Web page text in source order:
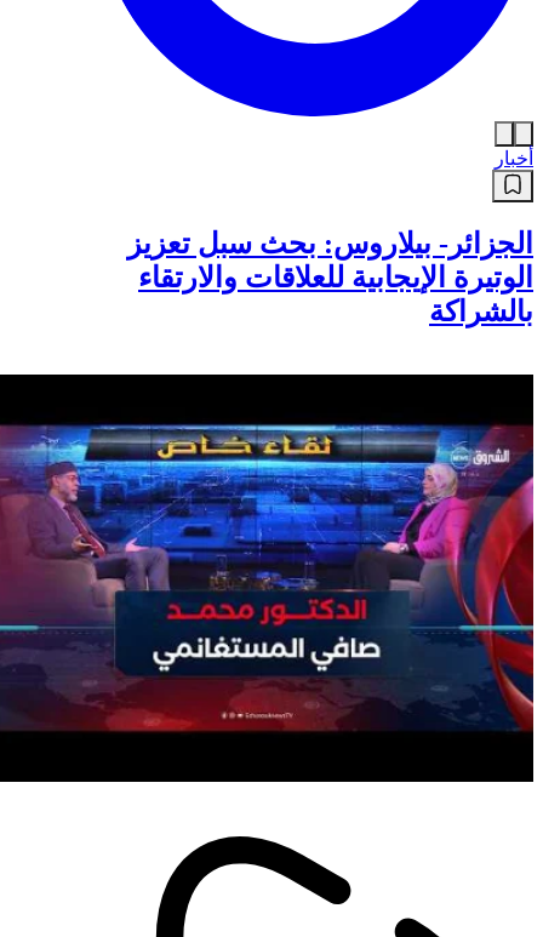
أخبار
الجزائر- بيلاروس: بحث سبل تعزيز
الوتيرة الإيجابية للعلاقات والارتقاء
بالشراكة